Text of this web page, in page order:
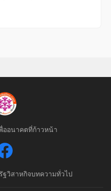
ออนาคตที่ก้าวหน้า
รัฐวิสาหกิจบทความทั่วไป